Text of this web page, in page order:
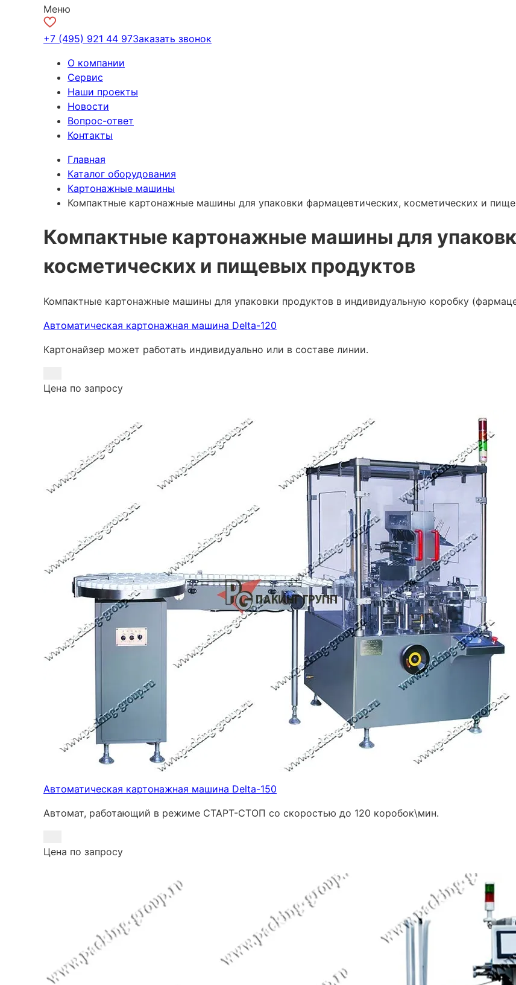
Меню
+7 (495) 921 44 97Заказать звонок
О компании
Сервис
Наши проекты
Новости
Вопрос-ответ
Контакты
Главная
Каталог оборудования
Картонажные машины
Компактные картонажные машины для упаковки фармацевтических, косметических и
Компактные картонажные машины для
косметических и пищевых продуктов
Компактные картонажные машины для упаковки продуктов в индивидуальную коробку
Автоматическая картонажная машина Delta-120
Картонайзер может работать индивидуально или в составе линии.
Цена по запросу
Автоматическая картонажная машина Delta-150
Автомат, работающий в режиме СТАРТ-СТОП со скоростью до 120 коробок\мин.
Цена по запросу